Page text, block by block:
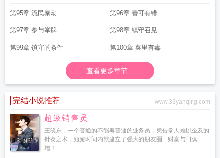
第95章 流民暴动 第96章 善可有错
第97章 参与举牌 第98章 镇守召见
第99章 镇守的条件 第100章 菜里有毒
查看更多章节...
完结小说推荐 www.33yanqing.com
超级销售员
王晓东，一个普通的不能再普通的业务员，凭借常人难以企及的
针灸之术，短短时间内就建立了强大的朋友圈，财富与日俱
增！...